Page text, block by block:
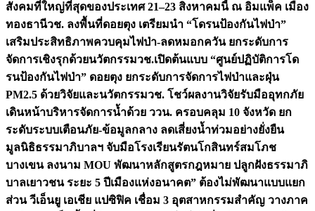
สังคมที่ใหญ่ที่สุดของประเทศ 21–23 สิงหาคมนี้ ณ อิมแพ็ค เมือง
ทองธานีวช. ลงพื้นที่ดอยตุง เตรียมนำ “โดรนป้องกันไฟป่า”
เสริมประสิทธิภาพควบคุมไฟป่า-ลดหมอกควัน ยกระดับการ
จัดการเชิงรุกด้วยนวัตกรรมวช.เปิดต้นแบบ “ศูนย์ปฏิบัติการโด
รนป้องกันไฟป่า” ดอยตุง ยกระดับการจัดการไฟป่าและฝุ่น
PM2.5 ด้วยวิจัยและนวัตกรรมวช. โชว์ผลงานวิจัยรับมืออุทกภัย
เดินหน้าบริหารจัดการน้ำด้วย ววน. ครอบคลุม 10 จังหวัด ยก
ระดับระบบเตือนภัย-ข้อมูลกลาง ลดเสี่ยงน้ำท่วมอย่างยั่งยืน
มูลนิธิธรรมาภิบาลฯ จับมือโรงเรียนรัตนโกสินทร์สมโภช
บางเขน ลงนาม MOU พัฒนาหลักสูตรกฎหมาย ปลูกฝังธรรมาภิ
บาลเยาวชน ระยะ 5 ปีเมืองแห่งอนาคต” ต้องไม่พัฒนาแบบแยก
ส่วน วีเอ็นยู เอเชีย แปซิฟิค เชื่อม 3 อุตสาหกรรมสำคัญ วางภาค